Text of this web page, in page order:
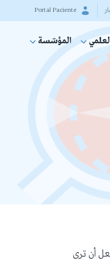
Portal Paciente
المؤسّسة
أن ترى